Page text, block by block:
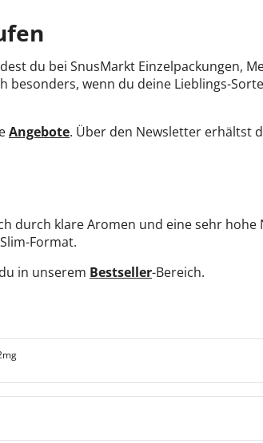
du bei SnusMarkt Einzelpackungen,
besonders, wenn du deine Lieblings-
Angebote. Über den Newsletter erhältst
durch klare Aromen und eine sehr
Format.
in unserem Bestseller-Bereich.